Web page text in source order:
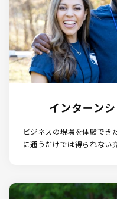
インターン
ビジネスの現場を体験でき
に通うだけでは得られない